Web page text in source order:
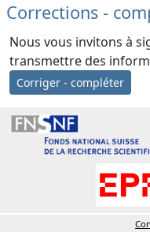
Corrections -
Nous vous invitons à
transmettre des
Corriger - compléter